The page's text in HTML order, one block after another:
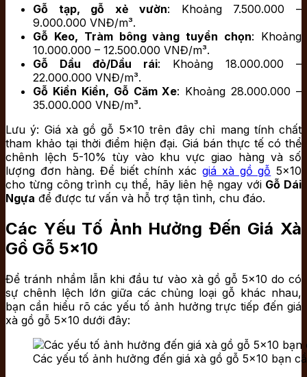
Gỗ tạp, gỗ xẻ vườn: Khoảng 7.500.000 –
9.000.000 VNĐ/m³.
Gỗ Keo, Tràm bông vàng tuyển chọn: Khoảng
10.000.000 – 12.500.000 VNĐ/m³.
Gỗ Dầu đỏ/Dầu rái: Khoảng 18.000.000 –
22.000.000 VNĐ/m³.
Gỗ Kiền Kiền, Gỗ Căm Xe: Khoảng 28.000.000 –
35.000.000 VNĐ/m³.
Lưu ý: Giá xà gồ gỗ 5×10 trên đây chỉ mang tính chất
tham khảo tại thời điểm hiện đại. Giá bán thực tế có thể
chênh lệch 5-10% tùy vào khu vực giao hàng và số
lượng đơn hàng. Để biết chính xácgiá xà gồ gỗ 5×10
cho từng công trình cụ thể, hãy liên hệ ngay với Gỗ Dái
Ngựa để được tư vấn và hỗ trợ tận tình, chu đáo.
Các Yếu Tố Ảnh Hưởng Đến Giá Xà
Gồ Gỗ 5×10
Để tránh nhầm lẫn khi đầu tư vào xà gồ gỗ 5×10 do có
sự chênh lệch lớn giữa các chủng loại gỗ khác nhau,
bạn cần hiểu rõ các yếu tố ảnh hưởng trực tiếp đến giá
xà gồ gỗ 5×10 dưới đây:
Các yếu tố ảnh hưởng đến giá xà gồ gỗ 5×10 bạn